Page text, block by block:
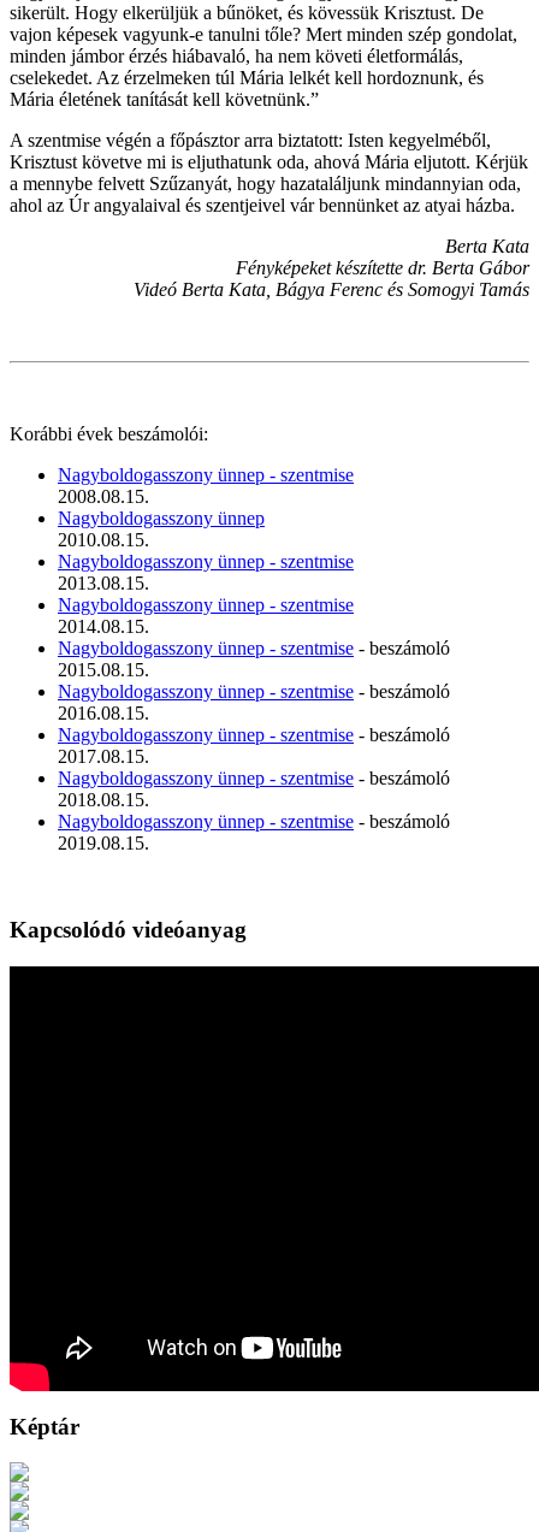
sikerült. Hogy elkerüljük a bűnöket, és kövessük Krisztust. De
vajon képesek vagyunk-e tanulni tőle? Mert minden szép gondolat,
minden jámbor érzés hiábavaló, ha nem követi életformálás,
cselekedet. Az érzelmeken túl Mária lelkét kell hordoznunk, és
Mária életének tanítását kell követnünk.”
A szentmise végén a főpásztor arra biztatott: Isten kegyelméből,
Krisztust követve mi is eljuthatunk oda, ahová Mária eljutott. Kérjük
a mennybe felvett Szűzanyát, hogy hazataláljunk mindannyian oda,
ahol az Úr angyalaival és szentjeivel vár bennünket az atyai házba.
Berta Kata
Fényképeket készítette dr. Berta Gábor
Videó Berta Kata, Bágya Ferenc és Somogyi Tamás
Korábbi évek beszámolói:
Nagyboldogasszony ünnep - szentmise
2008.08.15.
Nagyboldogasszony ünnep
2010.08.15.
Nagyboldogasszony ünnep - szentmise
2013.08.15.
Nagyboldogasszony ünnep - szentmise
2014.08.15.
Nagyboldogasszony ünnep - szentmise - beszámoló
2015.08.15.
Nagyboldogasszony ünnep - szentmise - beszámoló
2016.08.15.
Nagyboldogasszony ünnep - szentmise - beszámoló
2017.08.15.
Nagyboldogasszony ünnep - szentmise - beszámoló
2018.08.15.
Nagyboldogasszony ünnep - szentmise - beszámoló
2019.08.15.
Kapcsolódó videóanyag
Képtár